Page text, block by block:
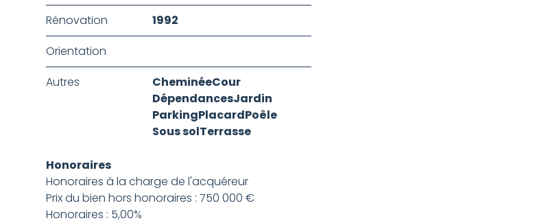
Rénovation
1992
Orientation
Autres
CheminéeCour
DépendancesJardin
ParkingPlacardPoêle
Sous solTerrasse
Honoraires
Honoraires à la charge de l'acquéreur
Prix du bien hors honoraires : 750 000 €
Honoraires : 5,00%